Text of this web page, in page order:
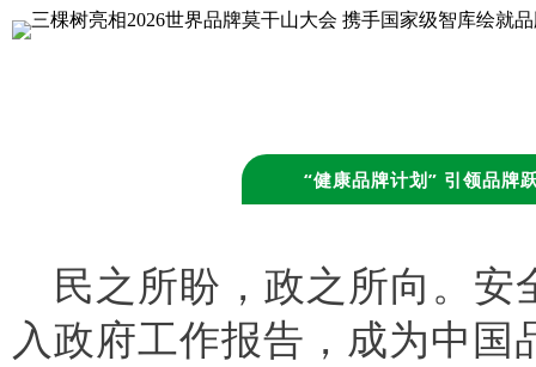
“健康品牌计划” 引领品牌
民之所盼，政之所向。安
入政府工作报告，成为中